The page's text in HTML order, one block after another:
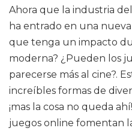
Ahora que la industria
ha entrado en una
que tenga un impacto
moderna? ¿Pueden los
parecerse más al cine?.
increíbles formas de
¡mas la cosa no queda
juegos online fomentan